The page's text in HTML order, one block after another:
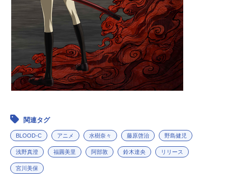
関連タグ
BLOOD-C アニメ 水樹奈々 藤原啓治 野島健児
浅野真澄 福圓美里 阿部敦 鈴木達央 リリース
宮川美保